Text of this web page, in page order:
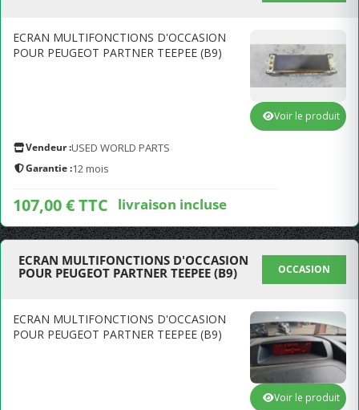
ECRAN MULTIFONCTIONS D'OCCASION
POUR PEUGEOT PARTNER TEEPEE (B9)
Vendeur :USED WORLD PARTS
Garantie :12 mois
107,00 € TTC livraison incluse
Voir le produit
ECRAN MULTIFONCTIONS D'OCCASION
POUR PEUGEOT PARTNER TEEPEE (B9)
OCCASION
ECRAN MULTIFONCTIONS D'OCCASION
POUR PEUGEOT PARTNER TEEPEE (B9)
Voir le produit